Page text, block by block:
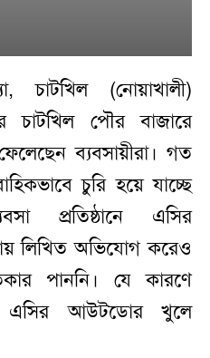
চাটখিল (নোয়াখালী)
চাটখিল পৌর বাজারে
ব্যবসায়ীরা। গত
চুরি হয়ে যাচ্ছে
প্রতিষ্ঠানে এসির
লিখিত অভিযোগ করেও
পাননি। যে কারণে
এসির আউটডোর খুলে